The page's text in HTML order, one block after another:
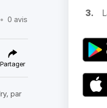
• 0 avis
Partager
par